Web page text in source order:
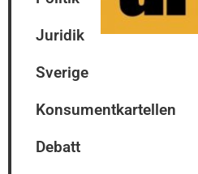
Juridik
Sverige
Konsumentkartellen
Debatt